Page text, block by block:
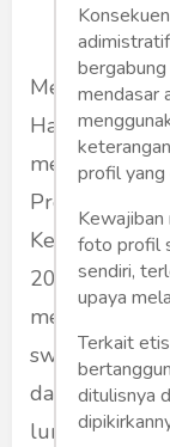
Menteri
Hasan,
menyiapkan
Presiden
Keputusan
2025. Kedua
mengatur
swasembada
daerah
lumbung
mendasar
profil yang
foto profil
sendiri,
upaya
Terkait
ditulisnya